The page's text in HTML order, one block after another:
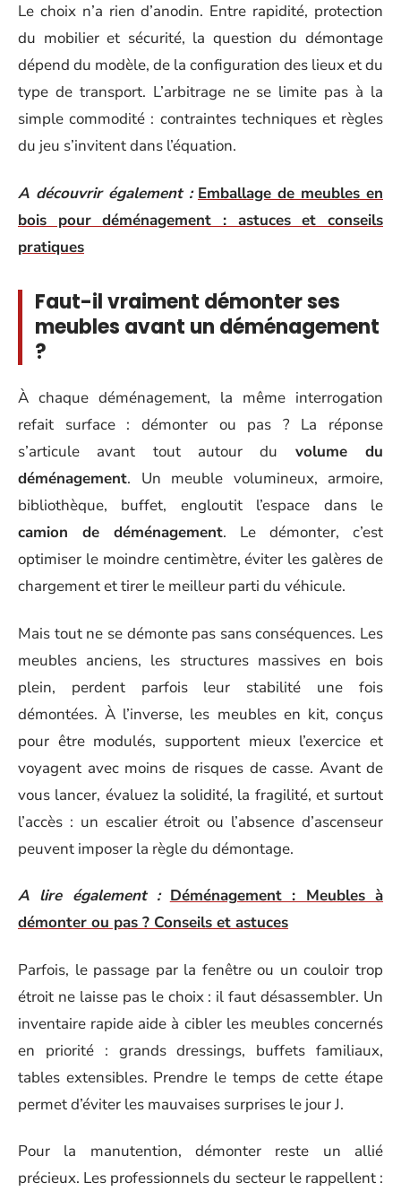
Le choix n’a rien d’anodin. Entre rapidité, protection
du mobilier et sécurité, la question du démontage
dépend du modèle, de la configuration des lieux et du
type de transport. L’arbitrage ne se limite pas à la
simple commodité : contraintes techniques et règles
du jeu s’invitent dans l’équation.
A découvrir également : Emballage de meubles en
bois pour déménagement : astuces et conseils
pratiques
Faut-il vraiment démonter ses
meubles avant un déménagement
?
À chaque déménagement, la même interrogation
refait surface : démonter ou pas ? La réponse
s’articule avant tout autour du volume du
déménagement. Un meuble volumineux, armoire,
bibliothèque, buffet, engloutit l’espace dans le
camion de déménagement. Le démonter, c’est
optimiser le moindre centimètre, éviter les galères de
chargement et tirer le meilleur parti du véhicule.
Mais tout ne se démonte pas sans conséquences. Les
meubles anciens, les structures massives en bois
plein, perdent parfois leur stabilité une fois
démontées. À l’inverse, les meubles en kit, conçus
pour être modulés, supportent mieux l’exercice et
voyagent avec moins de risques de casse. Avant de
vous lancer, évaluez la solidité, la fragilité, et surtout
l’accès : un escalier étroit ou l’absence d’ascenseur
peuvent imposer la règle du démontage.
A lire également : Déménagement : Meubles à
démonter ou pas ? Conseils et astuces
Parfois, le passage par la fenêtre ou un couloir trop
étroit ne laisse pas le choix : il faut désassembler. Un
inventaire rapide aide à cibler les meubles concernés
en priorité : grands dressings, buffets familiaux,
tables extensibles. Prendre le temps de cette étape
permet d’éviter les mauvaises surprises le jour J.
Pour la manutention, démonter reste un allié
précieux. Les professionnels du secteur le rappellent :